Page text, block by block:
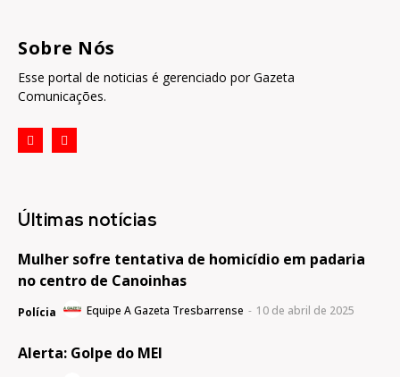
Sobre Nós
Esse portal de noticias é gerenciado por Gazeta
Comunicações.
Últimas notícias
Mulher sofre tentativa de homicídio em padaria
no centro de Canoinhas
Polícia Equipe A Gazeta Tresbarrense - 10 de abril de 2025
Alerta: Golpe do MEI